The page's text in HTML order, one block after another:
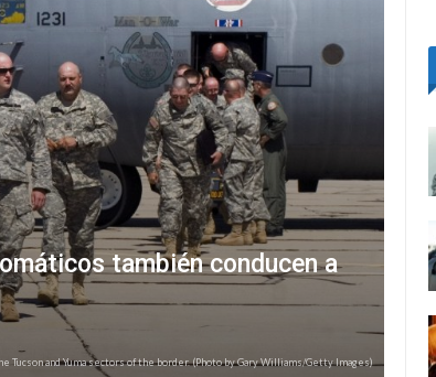
también conducen a
and Yuma sectors of the border. (Photo by Gary Williams/Getty Images)